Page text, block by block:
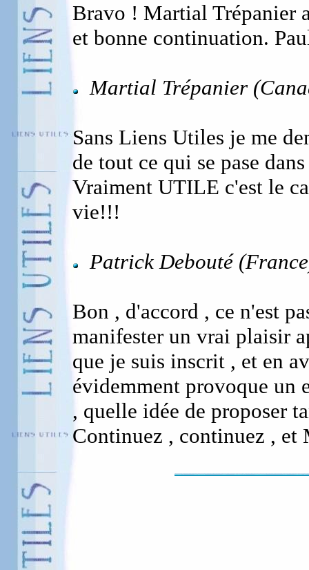
Bravo ! Martial Trépanier
et bonne continuation.
Martial Trépanier
Sans Liens Utiles je me
de tout ce qui se pase
Vraiment UTILE c'est le
vie!!!
Patrick Debouté
Bon , d'accord , ce n'est
manifester un vrai plaisir
que je suis inscrit , et en
évidemment provoque un
, quelle idée de proposer
Continuez , continuez , et